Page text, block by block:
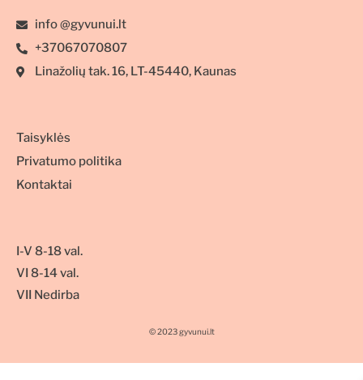
info @gyvunui.lt
+37067070807
Linažolių tak. 16, LT-45440, Kaunas
Taisyklės
Privatumo politika
Kontaktai
I-V 8-18 val.
VI 8-14 val.
VII Nedirba
© 2023 gyvunui.lt